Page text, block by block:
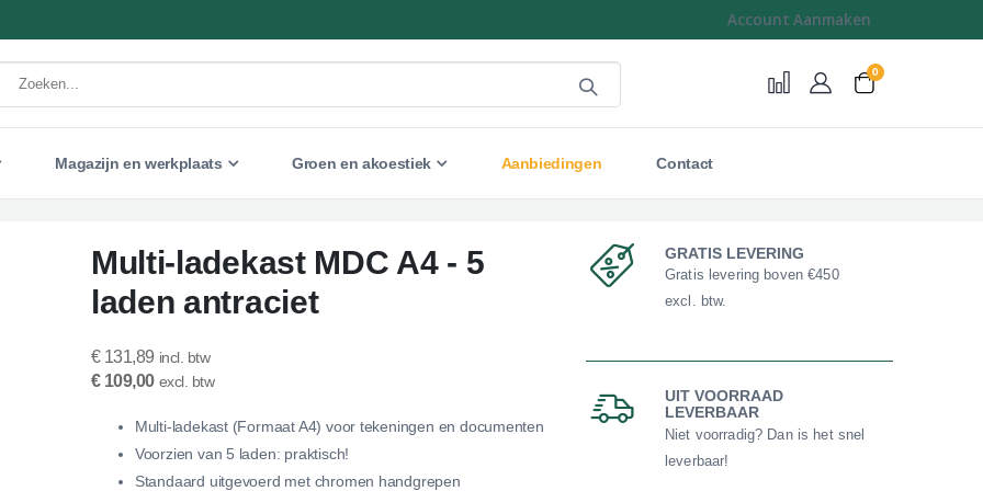
Account Aanmaken
Cart
0
Magazijn en werkplaats Groen en akoestiek Aanbiedingen Contact
Multi-ladekast MDC A4 - 5
laden antraciet
€ 131,89
€ 109,00
Multi-ladekast (Formaat A4) voor tekeningen en documenten
Voorzien van 5 laden: praktisch!
Standaard uitgevoerd met chromen handgrepen
GRATIS LEVERING
Gratis levering boven €450
excl. btw.
UIT VOORRAAD
LEVERBAAR
Niet voorradig? Dan is het snel
leverbaar!